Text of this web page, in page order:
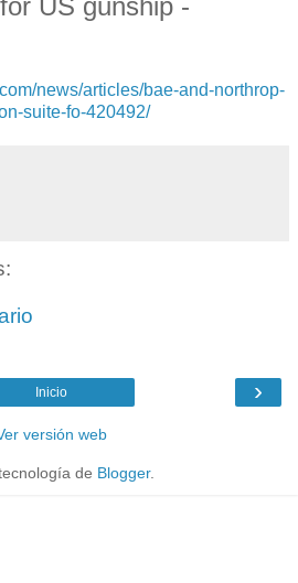
news/articles/bae-and-northrop-
suite-fo-420492/
›
Inicio
versión web
de Blogger.